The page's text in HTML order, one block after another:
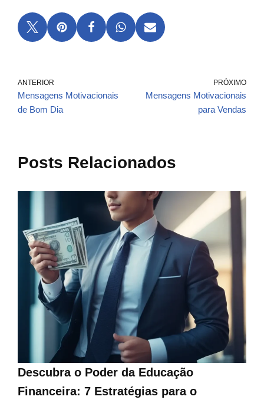
ANTERIOR
Mensagens Motivacionais
de Bom Dia
PRÓXIMO
Mensagens Motivacionais
para Vendas
Posts Relacionados
Descubra o Poder da Educação
Financeira: 7 Estratégias para o